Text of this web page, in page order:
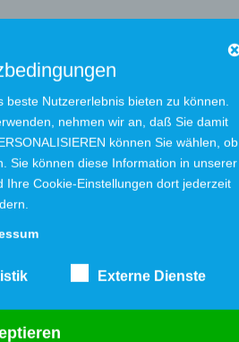
Hamburg) und suchen
schon davor gewarnt.
rausgegeben werden.
kontaktiert worden
auf falsche
ist der
können und
Nutzererlebnis bieten zu können.
nehmen wir an, daß Sie damit
können Sie wählen, ob
Sie können diese Information in unserer
Ihre Cookie-Einstellungen dort jederzeit
Externe Dienste